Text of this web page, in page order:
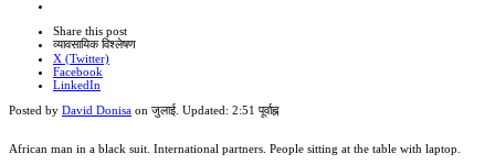
post
Share this postClose
sharing
व्यावसायिक विश्लेषण
X (Twitter)
Facebook
LinkedIn
Posted by David Donisa on जुलाई. Updated: 2:51 पूर्वाह्न
African man in a black suit. International partners. People sitting at the table with laptop.